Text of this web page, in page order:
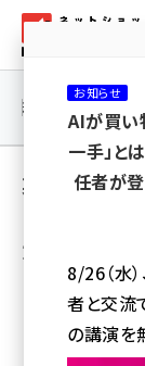
ン
yahoo
楽天
連載・特集 |
業界動向 の
カテゴリから
お知らせ
AIが買い
一手」と
任者が
8/26（水
者と交流
の講演を